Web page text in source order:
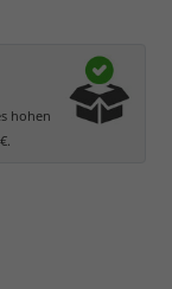
hohen